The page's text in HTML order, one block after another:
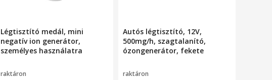
Légtisztító medál, mini
negatív ion generátor,
személyes használatra
raktáron
Autós légtisztító, 12V,
500mg/h, szagtalanító,
ózongenerátor, fekete
raktáron